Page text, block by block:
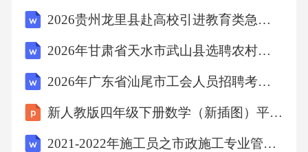
本文件规定了六氟丁二烯的技术要求检验规则
试验方法标志包装运输及贮存的要求
、、、、、。
2026贵州龙里县赴高校引进教育类急需紧缺人才考察笔试模拟试题及答案详解
2026年甘肃省天水市武山县选聘农村中小学教师核减部分岗位考试参考题库及答案详解
2026年广东省汕尾市工会人员招聘考试备考题库及答案详解
新人教版四年级下册数学（新插图）平移（2） 教学课件
2021-2022年施工员之市政施工专业管理实务通关试题库(有答案)